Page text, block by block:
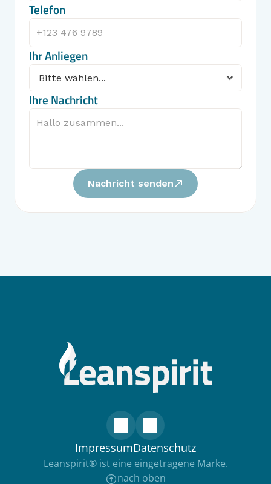
Telefon
Ihr Anliegen
Ihre Nachricht
Nachricht senden
ImpressumDatenschutz
Leanspirit® ist eine eingetragene Marke.
nach oben